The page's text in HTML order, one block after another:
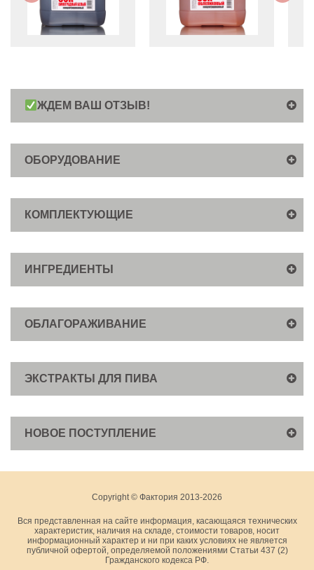
ЖДЕМ ВАШ ОТЗЫВ!
ОБОРУДОВАНИЕ
КОМПЛЕКТУЮЩИЕ
ИНГРЕДИЕНТЫ
ОБЛАГОРАЖИВАНИЕ
ЭКСТРАКТЫ ДЛЯ ПИВА
НОВОЕ ПОСТУПЛЕНИЕ
Copyright © Фактория 2013-2026
Вся представленная на сайте информация, касающаяся технических
характеристик, наличия на складе, стоимости товаров, носит
информационный характер и ни при каких условиях не является
публичной офертой, определяемой положениями Статьи 437 (2)
Гражданского кодекса РФ.